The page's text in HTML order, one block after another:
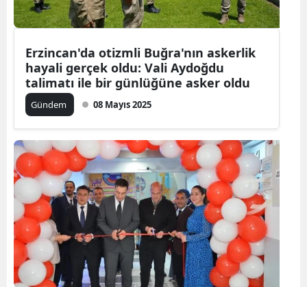
Erzincan'da otizmli Buğra'nın askerlik
hayali gerçek oldu: Vali Aydoğdu
talimatı ile bir günlüğüne asker oldu
Gündem 08 Mayıs 2025